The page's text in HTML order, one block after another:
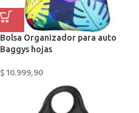
Bolsa Organizador para auto
Baggys hojas
$10.999,90